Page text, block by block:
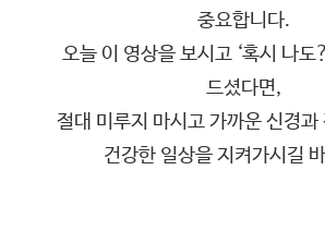
중요합니다.
오늘 이 영상을 보시고 ‘혹시 나도
드셨다면,
절대 미루지 마시고 가까운 신경과
건강한 일상을 지켜가시길